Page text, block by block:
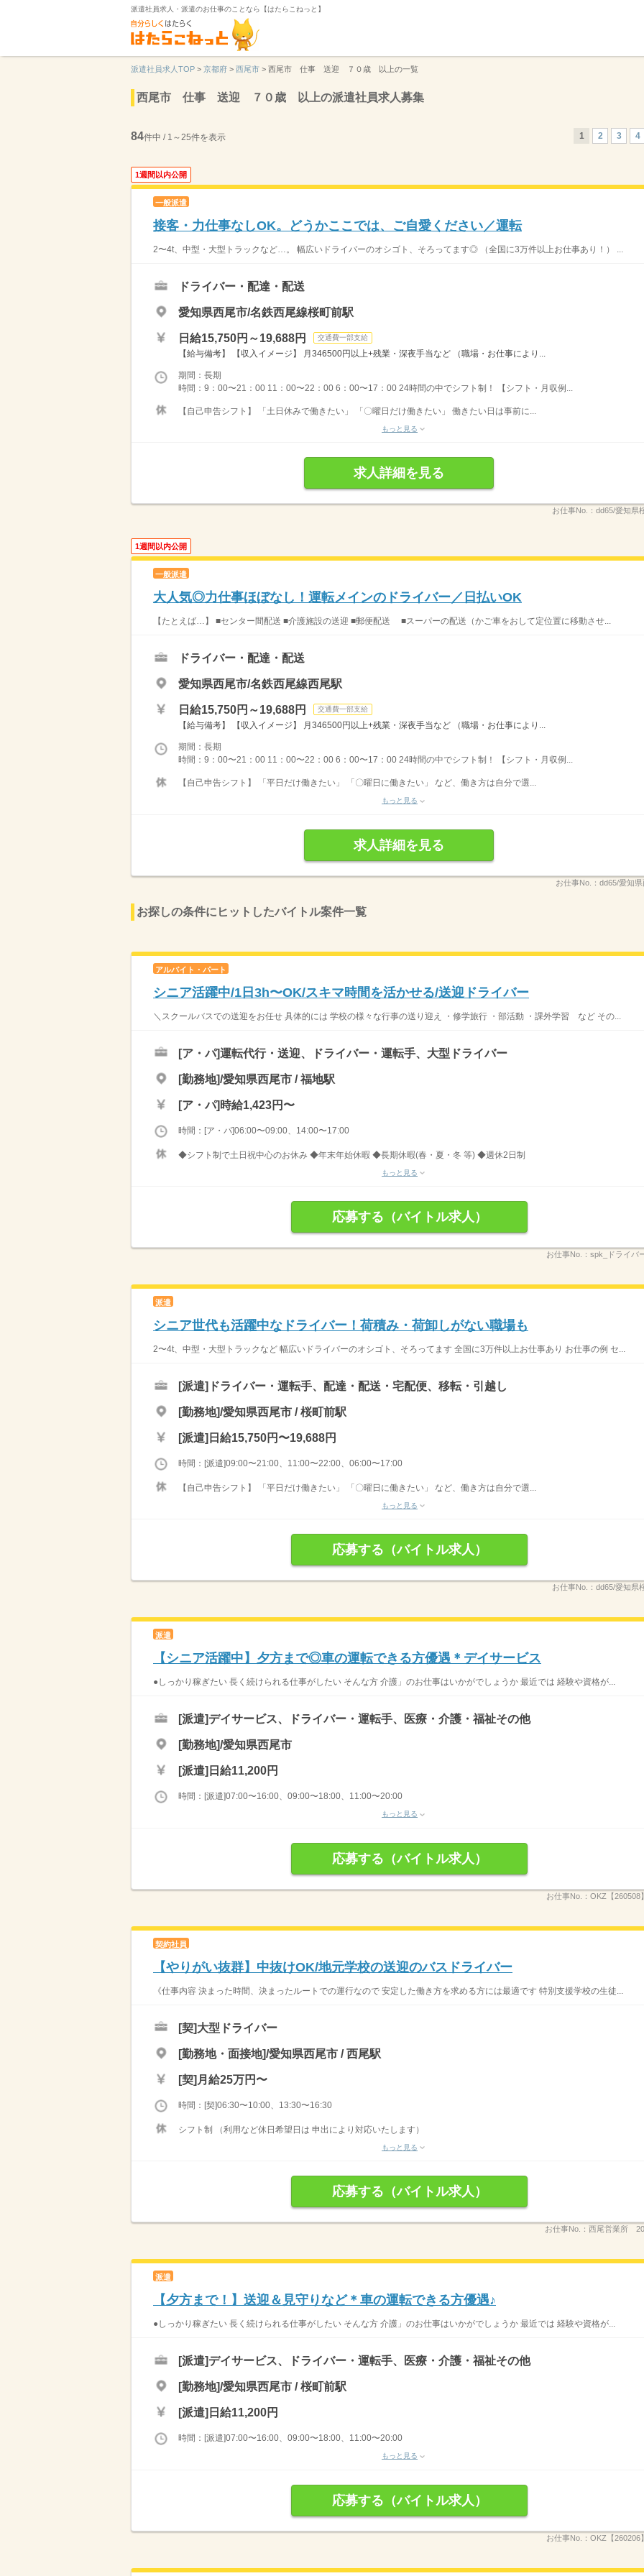
派遣社員求人・派遣のお仕事のことなら【はたらこねっと】
派遣社員求人TOP > 京都府 > 西尾市 > 西尾市 仕事 送迎 ７０歳 以上の一覧
西尾市 仕事 送迎 ７０歳 以上の派遣社員求人募集
84件中 / 1～25件を表示 1 2 3 4
1週間以内公開
一般派遣
接客・力仕事なしOK。どうかここでは、ご自愛ください／運転
2〜4t、中型・大型トラックなど…。 幅広いドライバーのオシゴト、そろってます◎ （全国に3万件以上お仕事あり！） ...
ドライバー・配達・配送
愛知県西尾市/名鉄西尾線桜町前駅
日給15,750円～19,688円 交通費一部支給
【給与備考】 【収入イメージ】 月346500円以上+残業・深夜手当など （職場・お仕事により...
期間：長期
時間：9：00〜21：00 11：00〜22：00 6：00〜17：00 24時間の中でシフト制！ 【シフト・月収例...
【自己申告シフト】 「土日休みで働きたい」 「〇曜日だけ働きたい」 働きたい日は事前に...
もっと見る
求人詳細を見る
お仕事No.： dd65/愛知県
1週間以内公開
一般派遣
大人気◎力仕事ほぼなし！運転メインのドライバー／日払いOK
【たとえば…】 ■センター間配送 ■介護施設の送迎 ■郵便配送 ■スーパーの配送（かご車をおして定位置に移動させ...
ドライバー・配達・配送
愛知県西尾市/名鉄西尾線西尾駅
日給15,750円～19,688円 交通費一部支給
【給与備考】 【収入イメージ】 月346500円以上+残業・深夜手当など （職場・お仕事により...
期間：長期
時間：9：00〜21：00 11：00〜22：00 6：00〜17：00 24時間の中でシフト制！ 【シフト・月収例...
【自己申告シフト】 「平日だけ働きたい」 「〇曜日に働きたい」 など、働き方は自分で選...
もっと見る
求人詳細を見る
お仕事No.： dd65/愛知
お探しの条件にヒットしたバイトル案件一覧
アルバイト・パート
シニア活躍中/1日3h〜OK/スキマ時間を活かせる/送迎ドライバー
＼スクールバスでの送迎をお任せ 具体的には 学校の様々な行事の送り迎え ・修学旅行 ・部活動 ・課外学習 など その...
[ア・パ]運転代行・送迎、ドライバー・運転手、大型ドライバー
[勤務地]/愛知県西尾市 / 福地駅
[ア・パ] 時給1,423円〜
時間：[ア・パ]06:00〜09:00、14:00〜17:00
◆シフト制で土日祝中心のお休み ◆年末年始休暇 ◆長期休暇(春・夏・冬 等) ◆週休2日制
もっと見る
応募する（バイトル求人）
お仕事No.： spk_ドライバ
派遣
シニア世代も活躍中なドライバー！荷積み・荷卸しがない職場も
2〜4t、中型・大型トラックなど 幅広いドライバーのオシゴト、そろってます 全国に3万件以上お仕事あり お仕事の例 セ...
[派遣] ドライバー・運転手、配達・配送・宅配便、移転・引越し
[勤務地]/愛知県西尾市 / 桜町前駅
[派遣] 日給15,750円〜19,688円
時間：[派遣]09:00〜21:00、11:00〜22:00、06:00〜17:00
【自己申告シフト】 「平日だけ働きたい」 「〇曜日に働きたい」 など、働き方は自分で選...
もっと見る
応募する（バイトル求人）
お仕事No.： dd65/愛知県
派遣
【シニア活躍中】夕方まで◎車の運転できる方優遇＊デイサービス
●しっかり稼ぎたい 長く続けられる仕事がしたい そんな方 介護」のお仕事はいかがでしょうか 最近では 経験や資格が...
[派遣]デイサービス、ドライバー・運転手、医療・介護・福祉その他
[勤務地]/愛知県西尾市
[派遣] 日給11,200円
時間：[派遣]07:00〜16:00、09:00〜18:00、11:00〜20:00
もっと見る
応募する（バイトル求人）
お仕事No.： OKZ【260508
契約社員
【やりがい抜群】中抜けOK/地元学校の送迎のバスドライバー
《仕事内容 決まった時間、決まったルートでの運行なので 安定した働き方を求める方には最適です 特別支援学校の生徒...
[契]大型ドライバー
[勤務地・面接地]/愛知県西尾市 / 西尾駅
[契] 月給25万円〜
時間：[契]06:30〜10:00、13:30〜16:30
シフト制 （利用など休日希望日は 申出により対応いたします）
もっと見る
応募する（バイトル求人）
お仕事No.： 西尾営業所
派遣
【夕方まで！】送迎＆見守りなど＊車の運転できる方優遇♪
●しっかり稼ぎたい 長く続けられる仕事がしたい そんな方 介護」のお仕事はいかがでしょうか 最近では 経験や資格が...
[派遣]デイサービス、ドライバー・運転手、医療・介護・福祉その他
[勤務地]/愛知県西尾市 / 桜町前駅
[派遣] 日給11,200円
時間：[派遣]07:00〜16:00、09:00〜18:00、11:00〜20:00
もっと見る
応募する（バイトル求人）
お仕事No.： OKZ【260206